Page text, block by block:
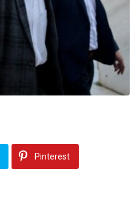
Pinterest